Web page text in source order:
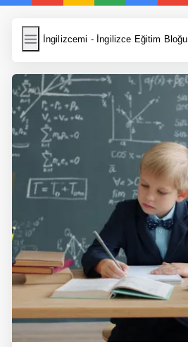
İngilizcemi - İngilizce Eğitim Bloğu
İngilizcemi
Resim Yükle
Wordpress Cache
Anasayfa
İngilizce Yemek Tarifleri
İngilizce Şarkı Sözleri
5 Günde İngilizce
Bilinçaltı İngilizce
İngilizce Biyografiler